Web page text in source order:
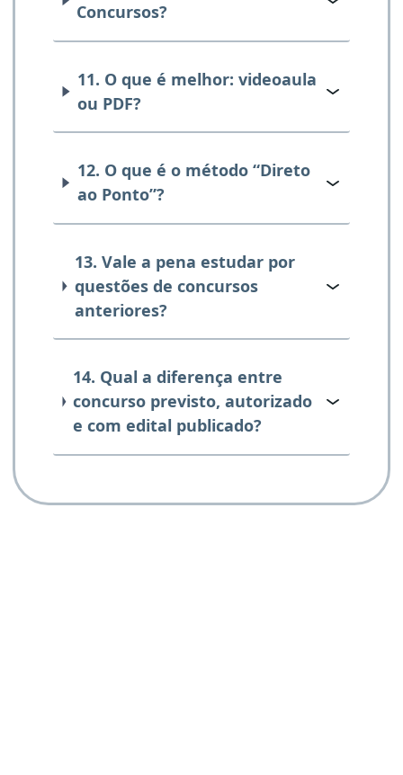
Concursos?
11. O que é melhor: videoaula
ou PDF?
12. O que é o método “Direto
ao Ponto”?
13. Vale a pena estudar por
questões de concursos
anteriores?
14. Qual a diferença entre
concurso previsto, autorizado
e com edital publicado?